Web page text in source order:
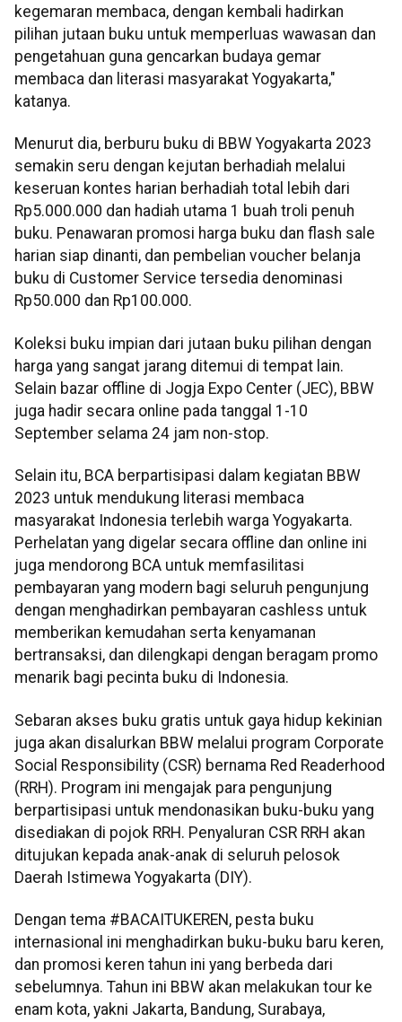
kegemaran membaca, dengan kembali hadirkan
pilihan jutaan buku untuk memperluas wawasan dan
pengetahuan guna gencarkan budaya gemar
membaca dan literasi masyarakat Yogyakarta,"
katanya.
Menurut dia, berburu buku di BBW Yogyakarta 2023
semakin seru dengan kejutan berhadiah melalui
keseruan kontes harian berhadiah total lebih dari
Rp5.000.000 dan hadiah utama 1 buah troli penuh
buku. Penawaran promosi harga buku dan flash sale
harian siap dinanti, dan pembelian voucher belanja
buku di Customer Service tersedia denominasi
Rp50.000 dan Rp100.000.
Koleksi buku impian dari jutaan buku pilihan dengan
harga yang sangat jarang ditemui di tempat lain.
Selain bazar offline di Jogja Expo Center (JEC), BBW
juga hadir secara online pada tanggal 1-10
September selama 24 jam non-stop.
Selain itu, BCA berpartisipasi dalam kegiatan BBW
2023 untuk mendukung literasi membaca
masyarakat Indonesia terlebih warga Yogyakarta.
Perhelatan yang digelar secara offline dan online ini
juga mendorong BCA untuk memfasilitasi
pembayaran yang modern bagi seluruh pengunjung
dengan menghadirkan pembayaran cashless untuk
memberikan kemudahan serta kenyamanan
bertransaksi, dan dilengkapi dengan beragam promo
menarik bagi pecinta buku di Indonesia.
Sebaran akses buku gratis untuk gaya hidup kekinian
juga akan disalurkan BBW melalui program Corporate
Social Responsibility (CSR) bernama Red Readerhood
(RRH). Program ini mengajak para pengunjung
berpartisipasi untuk mendonasikan buku-buku yang
disediakan di pojok RRH. Penyaluran CSR RRH akan
ditujukan kepada anak-anak di seluruh pelosok
Daerah Istimewa Yogyakarta (DIY).
Dengan tema #BACAITUKEREN, pesta buku
internasional ini menghadirkan buku-buku baru keren,
dan promosi keren tahun ini yang berbeda dari
sebelumnya. Tahun ini BBW akan melakukan tour ke
enam kota, yakni Jakarta, Bandung, Surabaya,